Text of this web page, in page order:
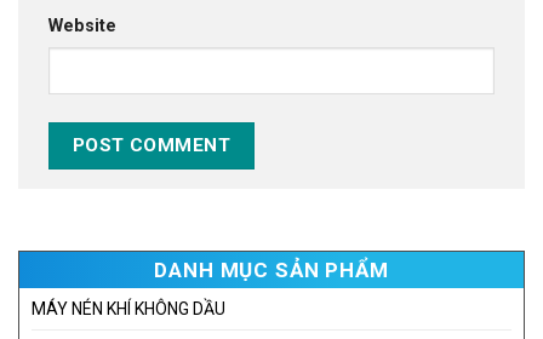
Website
DANH MỤC SẢN PHẨM
MÁY NÉN KHÍ KHÔNG DẦU